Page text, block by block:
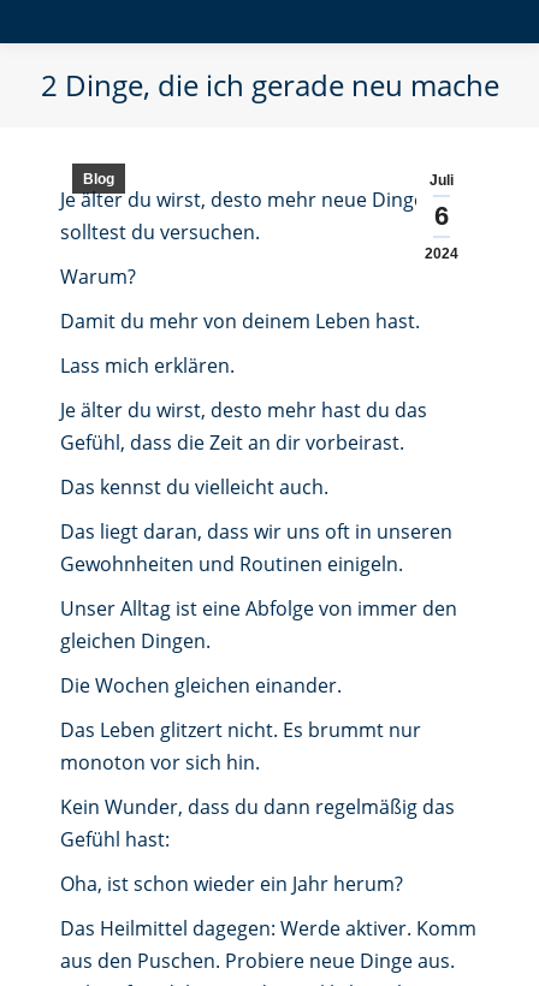
2 Dinge, die ich gerade neu mache
Juli
6
2024
Blog
Je älter du wirst, desto mehr neue Dinge
solltest du versuchen.
Warum?
Damit du mehr von deinem Leben hast.
Lass mich erklären.
Je älter du wirst, desto mehr hast du das
Gefühl, dass die Zeit an dir vorbeirast.
Das kennst du vielleicht auch.
Das liegt daran, dass wir uns oft in unseren
Gewohnheiten und Routinen einigeln.
Unser Alltag ist eine Abfolge von immer den
gleichen Dingen.
Die Wochen gleichen einander.
Das Leben glitzert nicht. Es brummt nur
monoton vor sich hin.
Kein Wunder, dass du dann regelmäßig das
Gefühl hast:
Oha, ist schon wieder ein Jahr herum?
Das Heilmittel dagegen: Werde aktiver. Komm
aus den Puschen. Probiere neue Dinge aus.